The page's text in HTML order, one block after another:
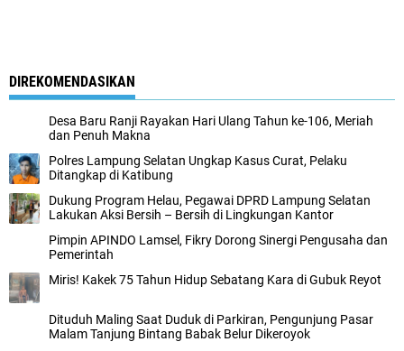
DIREKOMENDASIKAN
Desa Baru Ranji Rayakan Hari Ulang Tahun ke-106, Meriah
dan Penuh Makna
Polres Lampung Selatan Ungkap Kasus Curat, Pelaku
Ditangkap di Katibung
Dukung Program Helau, Pegawai DPRD Lampung Selatan
Lakukan Aksi Bersih – Bersih di Lingkungan Kantor
Pimpin APINDO Lamsel, Fikry Dorong Sinergi Pengusaha dan
Pemerintah
Miris! Kakek 75 Tahun Hidup Sebatang Kara di Gubuk Reyot
Dituduh Maling Saat Duduk di Parkiran, Pengunjung Pasar
Malam Tanjung Bintang Babak Belur Dikeroyok